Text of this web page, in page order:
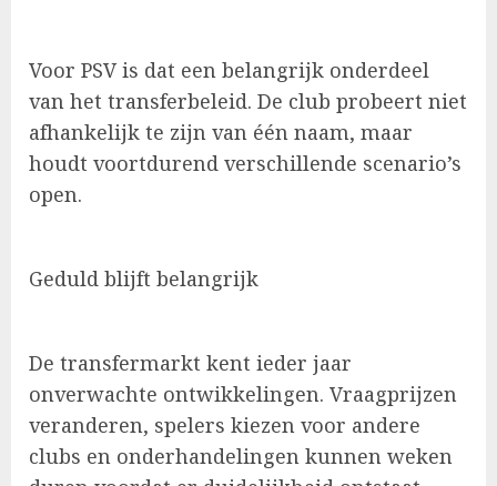
Voor PSV is dat een belangrijk onderdeel
van het transferbeleid. De club probeert niet
afhankelijk te zijn van één naam, maar
houdt voortdurend verschillende scenario’s
open.
Geduld blijft belangrijk
De transfermarkt kent ieder jaar
onverwachte ontwikkelingen. Vraagprijzen
veranderen, spelers kiezen voor andere
clubs en onderhandelingen kunnen weken